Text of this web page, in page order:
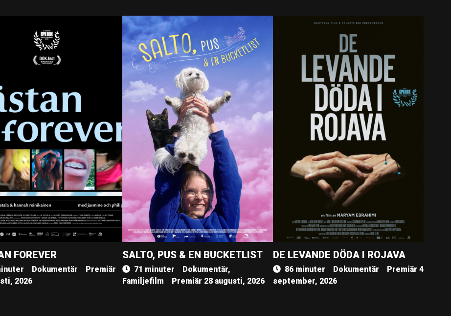
FOREVER
Dokumentär
Premiär
2026
SALTO, PUS & EN BUCKETLIST
71 minuter
Dokumentär,
Familjefilm
Premiär 28 augusti, 2026
DE LEVANDE DÖDA I ROJAVA
86 minuter Dokumentär
Premiär 4
september, 2026